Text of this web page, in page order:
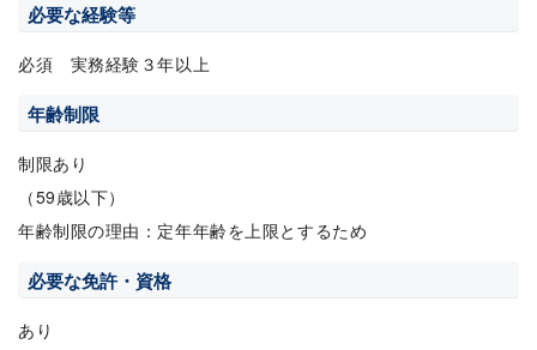
必要な経験等
必須 実務経験３年以上
年齢制限
制限あり
（59歳以下）
年齢制限の理由：定年年齢を上限とするため
必要な免許・資格
あり